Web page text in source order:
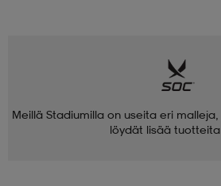
Meillä Stadiumilla on useita eri
löydät lisää tuotteita